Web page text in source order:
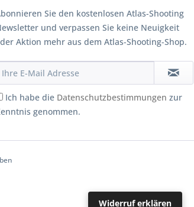
Sie den kostenlosen Atlas-Shooting
und verpassen Sie keine Neuigkeit
Aktion mehr aus dem Atlas-Shooting-Shop.
Ich habe die Datenschutzbestimmungen zur
genommen.
Widerruf erklären